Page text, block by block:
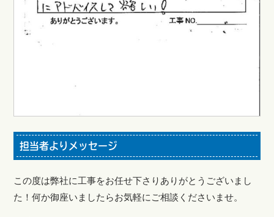
担当者よりメッセージ
この度は弊社に工事をお任せ下さりありがとうございまし
た！何か御座いましたらお気軽にご相談くださいませ。